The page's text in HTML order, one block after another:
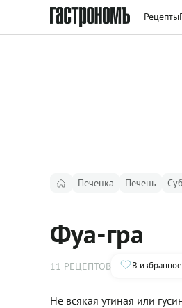
Рецепты
Печенка Печень
Фуа-гра
11 РЕЦЕПТОВ В избранное
Не всякая утиная или